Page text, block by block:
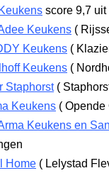
score 9,7 uit
Keukens (
Keukens (
Keukens (
Staphorst (
Keukens ( Opende
Keukens en
Home ( Lelystad